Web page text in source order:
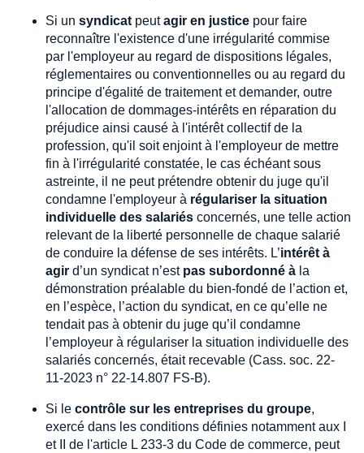
Si un syndicat peutagir en justice pour faire
reconnaître l'existence d'une irrégularité commise
par l'employeur au regard de dispositions légales,
réglementaires ou conventionnelles ou au regard du
principe d'égalité de traitement et demander, outre
l'allocation de dommages-intérêts en réparation du
préjudice ainsi causé à l'intérêt collectif de la
profession, qu'il soit enjoint à l'employeur de mettre
fin à l'irrégularité constatée, le cas échéant sous
astreinte, il ne peut prétendre obtenir du juge qu'il
condamne l'employeur à régulariser la situation
individuelle des salariés concernés, une telle action
relevant de la liberté personnelle de chaque salarié
de conduire la défense de ses intérêts. L’intérêt à
agir d’un syndicat n’est pas subordonné à la
démonstration préalable du bien-fondé de l’action et,
en l’espèce, l’action du syndicat, en ce qu’elle ne
tendait pas à obtenir du juge qu’il condamne
l’employeur à régulariser la situation individuelle des
salariés concernés, était recevable (Cass. soc. 22-
11-2023 n° 22-14.807 FS-B).
Si le contrôle sur les entreprises du groupe,
exercé dans les conditions définies notamment aux I
et II de l'article L 233-3 du Code de commerce, peut